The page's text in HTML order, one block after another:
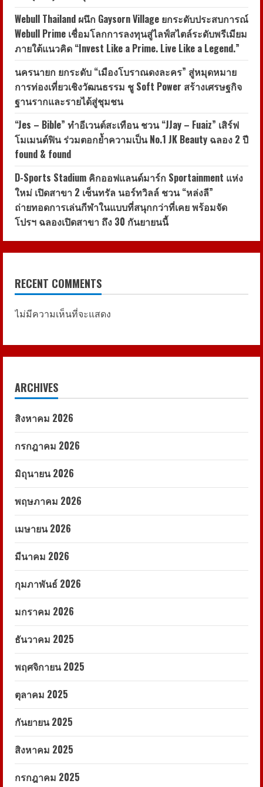
Webull Thailand ผนึก Gaysorn Village ยกระดับประสบการณ์
Webull Prime เชื่อมโลกการลงทุนสู่ไลฟ์สไตล์ระดับพรีเมียม
ภายใต้แนวคิด “Invest Like a Prime. Live Like a Legend.”
นครนายก ยกระดับ “เมืองโบราณดงละคร” สู่หมุดหมาย
การท่องเที่ยวเชิงวัฒนธรรม ชู Soft Power สร้างเศรษฐกิจ
ฐานรากและรายได้สู่ชุมชน
“Jes – Bible” ทำอีเวนต์สะเทือน ชวน “JJay – Fuaiz” เสิร์ฟ
โมเมนต์ฟิน ร่วมตอกย้ำความเป็น No.1 JK Beauty ฉลอง 2 ปี
found & found
D-Sports Stadium คิกออฟแลนด์มาร์ก Sportainment แห่ง
ใหม่ เปิดสาขา 2 เซ็นทรัล นอร์ทวิลล์ ชวน “หล่งลี”
ถ่ายทอดการเล่นกีฬาในแบบที่สนุกกว่าที่เคย พร้อมจัด
โปรฯ ฉลองเปิดสาขา ถึง 30 กันยายนนี้
RECENT COMMENTS
ไม่มีความเห็นที่จะแสดง
ARCHIVES
สิงหาคม 2026
กรกฎาคม 2026
มิถุนายน 2026
พฤษภาคม 2026
เมษายน 2026
มีนาคม 2026
กุมภาพันธ์ 2026
มกราคม 2026
ธันวาคม 2025
พฤศจิกายน 2025
ตุลาคม 2025
กันยายน 2025
สิงหาคม 2025
กรกฎาคม 2025